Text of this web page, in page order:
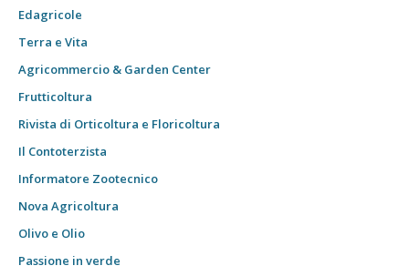
Edagricole
Terra e Vita
Agricommercio & Garden Center
Frutticoltura
Rivista di Orticoltura e Floricoltura
Il Contoterzista
Informatore Zootecnico
Nova Agricoltura
Olivo e Olio
Passione in verde